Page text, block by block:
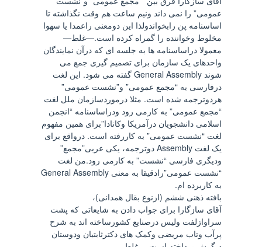
عمومی” را نمی داند ونیم ساعت هم وقت نگذاشته تا
اساسنامه پن رابخواندولذا این دومعنی راعمدا یا سهوا
مخلوط وخواننده را گمراه کرده است.—غلط—
معمولا دراساسنامه ها به جلسه ای که درآن نمایندگان
واحدهای یک سازمان برای تصمیم گیری جمع می
شوند General Assembly گفته می شود. این لغت
درفارسی به “مجمع عمومی” و”نشست عمومی”
هردوترجمه شده است. مثلا درموردسازمان ملل لغت
“مجمع عمومی” به کارمی رود ودراساسنامه “انجمن
اسلامی دانشجویان درآمریکا وکانادا”برای همین مفهوم
لغت “نشست عمومی” به کاررفته است. درواقع برای
یک لغت Assembly دوترجمه، یکی عربی”مجمع”
ودیگری فارسی “نشست” به کارمی رود.من لغت
“نشست عمومی”رادقیقا به معنی General Assembly
به کاربرده ام.
بافته ذهنی ششم (ازنوع بقال همدانی)،
آقای سازگارا برای جواب دادن به شایعاتی که پشت
سراوازلفت ولیس درصنایع کشورساخته اند به شرح
پرآب وتاب مریضی وکمک های دکترثابتیان ودوستان